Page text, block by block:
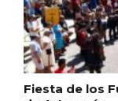
Fiesta de los